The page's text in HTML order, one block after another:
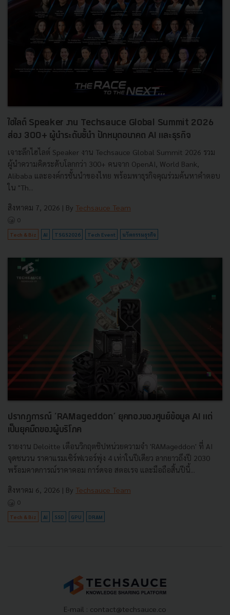
ไฮไลต์ Speaker งาน Techsauce Global Summit 2026
ส่อง 300+ ผู้นำระดับชั้นำ ปักหมุดอนาคต AI และธุรกิจ
เจาะลึกไฮไลต์ Speaker งาน Techsauce Global Summit 2026 รวม
ผู้นำความคิดระดับโลกกว่า 300+ คนจาก OpenAI, World Bank,
Alibaba และองค์กรชั้นนำของไทย พร้อมพาธุรกิจคุณร่วมค้นหาคำตอบ
ใน "Th...
สิงหาคม 7, 2026 | By Techsauce Team
0
Tech & Biz AI TSGS2026 Tech Event นวัตกรรมธุรกิจ
ปรากฏการณ์ ‘RAMageddon’ ยุคทองของศูนย์ข้อมูล AI แต่
เป็นยุคมืดของผู้บริโภค
รายงาน Deloitte เตือนวิกฤตชิปหน่วยความจำ 'RAMageddon' ที่ AI
จุดชนวน ราคาแรมเซิร์ฟเวอร์พุ่ง 4 เท่าในปีเดียว ลากยาวถึงปี 2030
พร้อมคาดการณ์ราคาคอม การ์ดจอ สตอเรจ และมือถือสิ้นปีนี้...
สิงหาคม 6, 2026 | By Techsauce Team
0
Tech & Biz AI SSD GPU DRAM
E-mail : contact@techsauce.co